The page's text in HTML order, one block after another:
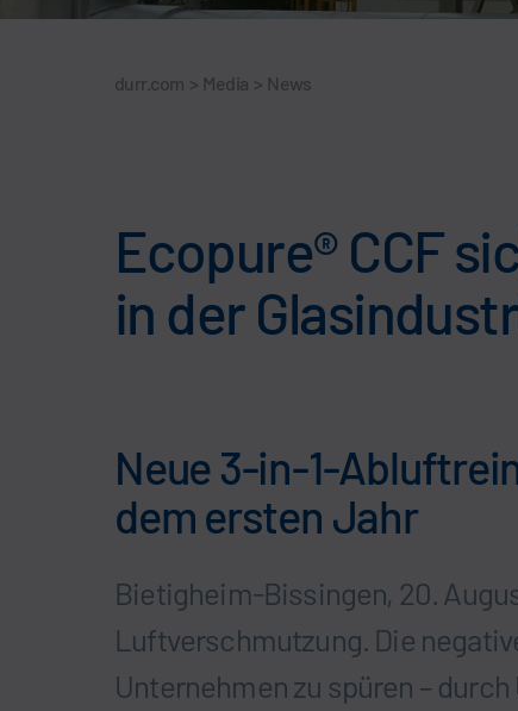
durr.com > Media > News
Ecopure® CCF
in der
Neue 3-in-1-
dem ersten Jahr
Bietigheim-Bissingen, 20.
Luftverschmutzung. Die
Unternehmen zu spüren –